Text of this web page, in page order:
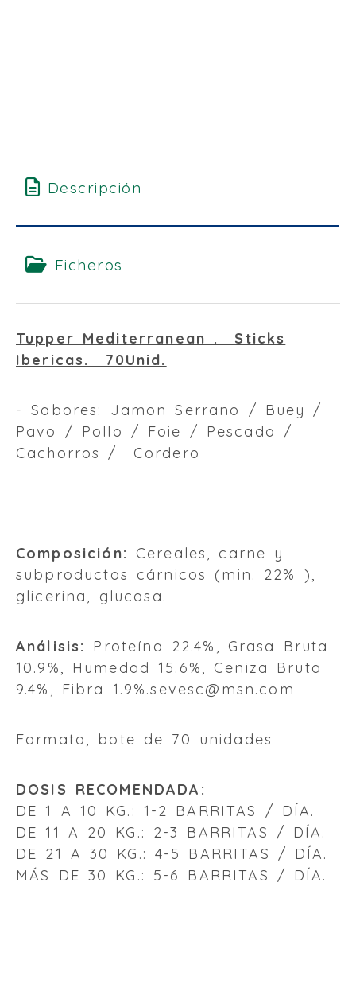
Descripción
Ficheros
Tupper Mediterranean . Sticks
Ibericas. 70Unid.
- Sabores: Jamon Serrano / Buey /
Pavo / Pollo / Foie / Pescado /
Cachorros / Cordero
Composición: Cereales, carne y
subproductos cárnicos (min. 22% ),
glicerina, glucosa.
Análisis:
Proteína 22.4%, Grasa Bruta
10.9%, Humedad 15.6%, Ceniza Bruta
9.4%, Fibra 1.9%.sevesc@msn.com
Formato, bote de 70 unidades
DOSIS RECOMENDADA:
DE 1 A 10 KG.: 1-2 BARRITAS / DÍA.
DE 11 A 20 KG.: 2-3 BARRITAS / DÍA.
DE 21 A 30 KG.: 4-5 BARRITAS / DÍA.
MÁS DE 30 KG.: 5-6 BARRITAS / DÍA.